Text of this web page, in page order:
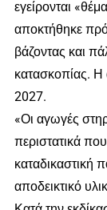
εγείρονται
αποκτήθηκε
βάζοντας και
κατασκοπίας. Η
2027.
«Οι αγωγές
περιστατικά
καταδικαστική
αποδεικτικό